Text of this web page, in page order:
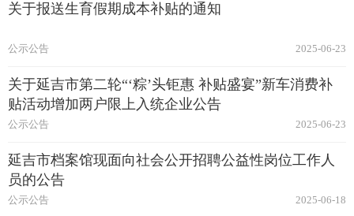
关于报送生育假期成本补贴的通知
2025-06-23
公示公告
关于延吉市第二轮“‘粽’头钜惠 补贴盛宴”新车消费补
贴活动增加两户限上入统企业公告
2025-06-23
公示公告
延吉市档案馆现面向社会公开招聘公益性岗位工作人
员的公告
2025-06-18
公示公告